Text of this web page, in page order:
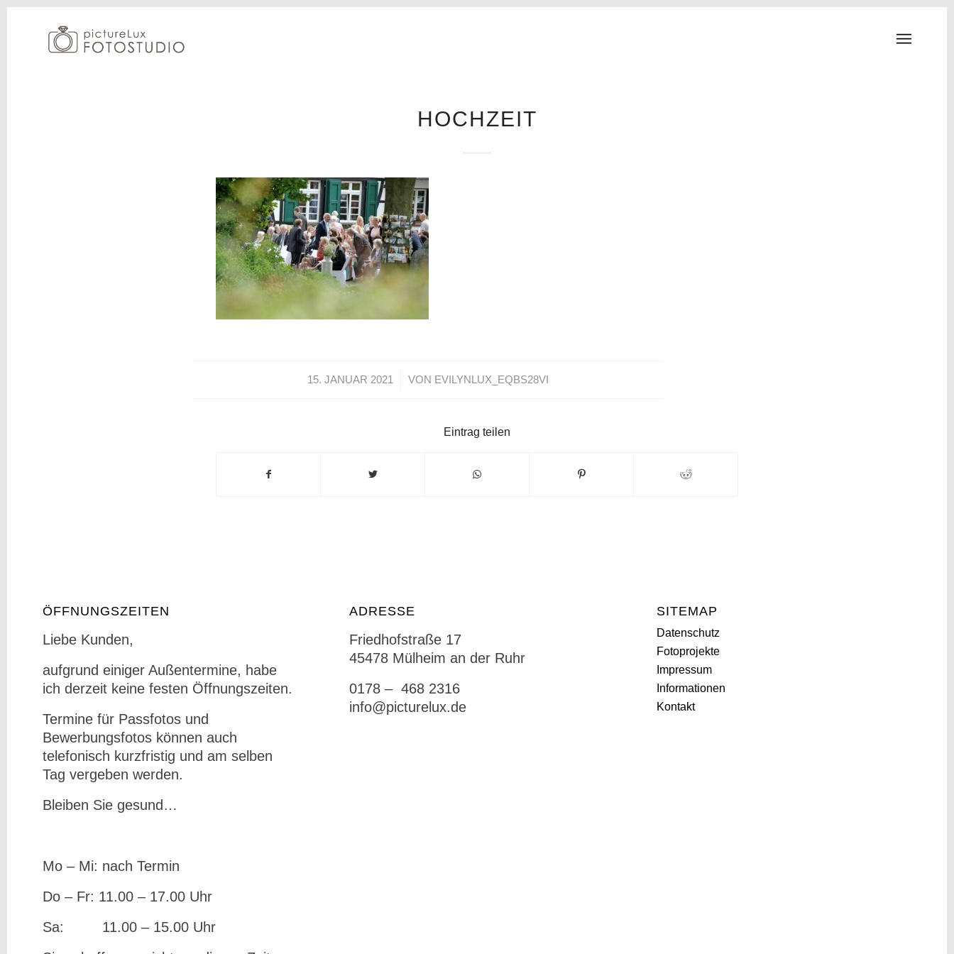
HOCHZEIT
15. JANUAR 2021
/ VON EVILYNLUX_EQBS28VI
Eintrag teilen
ÖFFNUNGSZEITEN
Liebe Kunden,
aufgrund einiger Außentermine, habe
ich derzeit keine festen Öffnungszeiten.
Termine für Passfotos und
Bewerbungsfotos können auch
telefonisch kurzfristig und am selben
Tag vergeben werden.
Bleiben Sie gesund…
Mo – Mi: nach Termin
Do – Fr: 11.00 – 17.00 Uhr
Sa: 11.00 – 15.00 Uhr
ADRESSE
Friedhofstraße 17
45478 Mülheim an der Ruhr
0178 – 468 2316
info@picturelux.de
SITEMAP
Datenschutz
Fotoprojekte
Impressum
Informationen
Kontakt